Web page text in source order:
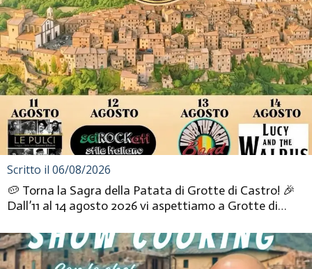
Scritto il 06/08/2026
🥔 Torna la Sagra della Patata di Grotte di Castro! 🎉
Dall’11 al 14 agosto 2026 vi aspettiamo a Grotte di